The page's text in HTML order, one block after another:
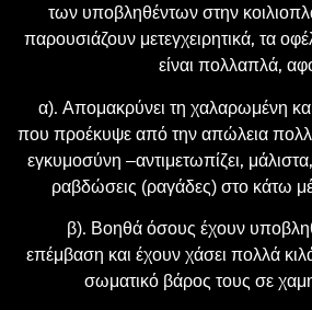
των υποβληθέντων στην
παρουσιάζουν μετεγχειρητικά, τα
είναι πολλαπλά,
α). Απομακρύνει τη χαλαρωμένη
που προέκυψε από την απώλεια
εγκυμοσύνη –αντιμετωπίζει,
ραβδώσεις (ραγάδες) στο κάτω
β). Βοηθά όσους έχουν
επέμβαση και έχουν χάσει πολλά
σωματικό βάρος τους σε